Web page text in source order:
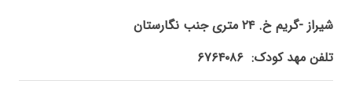
شیراز -گریم خ. ۲۴ متری جنب نگارستان
تلفن مهد کودک: ۶۷۶۴۰۸۶